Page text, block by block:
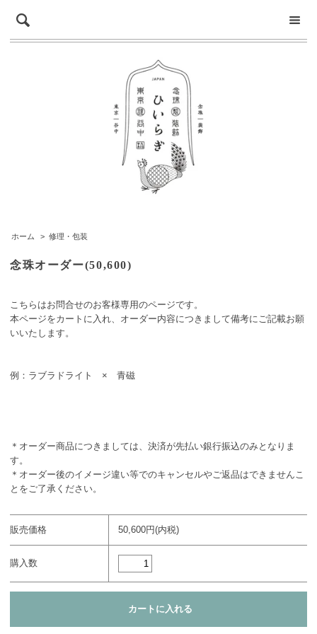
ホーム > 修理・包装
念珠オーダー(50,600)
こちらはお問合せのお客様専用のページです。
本ページをカートに入れ、オーダー内容につきまして備考にご記載お願
いいたします。
例：ラブラドライト × 青磁
＊オーダー商品につきましては、決済が先払い銀行振込のみとなりま
す。
＊オーダー後のイメージ違い等でのキャンセルやご返品はできませんこ
とをご了承ください。
販売価格 50,600円(内税)
購入数